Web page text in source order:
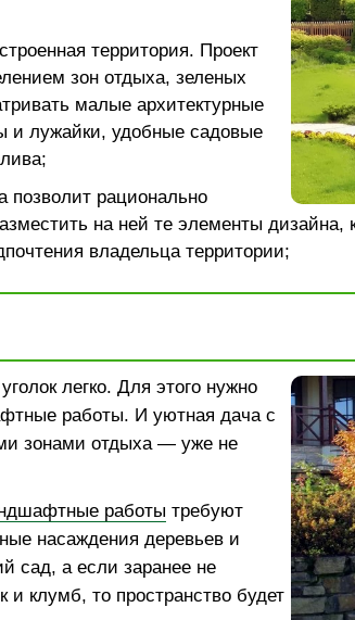
территория. Проект
зон отдыха, зеленых
малые архитектурные
и лужайки, удобные садовые
позволит рационально
на ней те элементы дизайна,
владельца территории;
легко. Для этого нужно
работы. И уютная дача с
зонами отдыха — уже не
работы требуют
насаждения деревьев и
сад, а если заранее не
и клумб, то пространство будет